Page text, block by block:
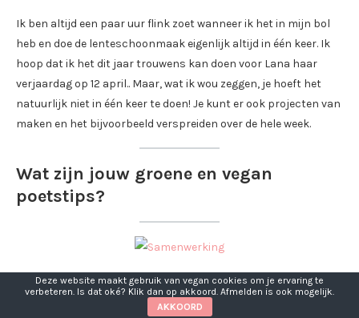
Ik ben altijd een paar uur flink zoet wanneer ik het in mijn bol
heb en doe de lenteschoonmaak eigenlijk altijd in één keer. Ik
hoop dat ik het dit jaar trouwens kan doen voor Lana haar
verjaardag op 12 april.. Maar, wat ik wou zeggen, je hoeft het
natuurlijk niet in één keer te doen! Je kunt er ook projecten van
maken en het bijvoorbeeld verspreiden over de hele week.
Wat zijn jouw groene en vegan
poetstips?
maart 24, 2021 8 reacties
Deze website maakt gebruik van vegan cookies om je ervaring te
verbeteren. Is dat oké? Klik dan op akkoord. Afmelden is ook mogelijk.
AKKOORD